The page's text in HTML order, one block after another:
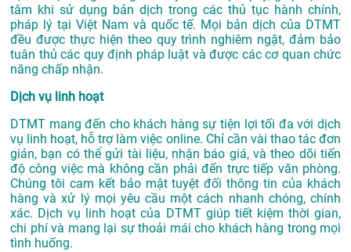
tâm khi sử dụng bản dịch trong các thủ tục hành chính,
pháp lý tại Việt Nam và quốc tế. Mọi bản dịch của DTMT
đều được thực hiện theo quy trình nghiêm ngặt, đảm bảo
tuân thủ các quy định pháp luật và được các cơ quan chức
năng chấp nhận.
Dịch vụ linh hoạt
DTMT mang đến cho khách hàng sự tiện lợi tối đa với dịch
vụ linh hoạt, hỗ trợ làm việc online. Chỉ cần vài thao tác đơn
giản, bạn có thể gửi tài liệu, nhận báo giá, và theo dõi tiến
độ công việc mà không cần phải đến trực tiếp văn phòng.
Chúng tôi cam kết bảo mật tuyệt đối thông tin của khách
hàng và xử lý mọi yêu cầu một cách nhanh chóng, chính
xác. Dịch vụ linh hoạt của DTMT giúp tiết kiệm thời gian,
chi phí và mang lại sự thoải mái cho khách hàng trong mọi
tình huống.